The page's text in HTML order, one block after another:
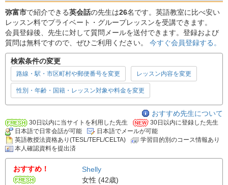
弥富市で紹介できる英会話の先生は26名です。英語教室に比べ安い
レッスン料でプライベート・グループレッスンを受講できます。
会員登録後、先生に対して質問メールを送付できます。登録および
質問は無料ですので、ぜひご利用ください。 今すぐ会員登録する。
検索条件の変更
路線・駅・市区町村や郵便番号を変更 レッスン内容を変更
性別・年齢・国籍・レッスン対象や料金を変更
おすすめ先生について
30日以内に当サイトを利用した先生
30日以内に登録した先生
日本語で日常会話が可能
日本語でメールが可能
英語教授法資格あり(TESL/TEFL/CELTA)
学習目的別のコース情報あり
本人確認資料を提出済
おすすめ！
Shelly
女性 (42歳)